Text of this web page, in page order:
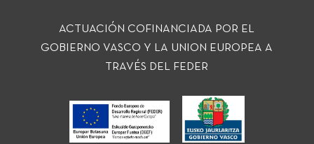
ACTUACIÓN COFINANCIADA POR EL
GOBIERNO VASCO Y LA UNION EUROPEA A
TRAVÉS DEL FEDER